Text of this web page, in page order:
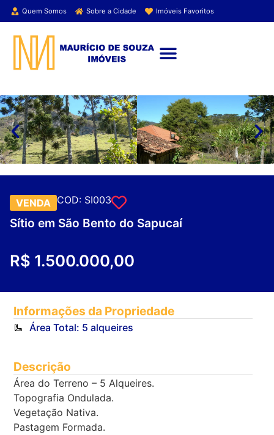
Quem Somos Sobre a Cidade Imóveis Favoritos
VENDA COD: SI003
Sítio em São Bento do Sapucaí
R$ 1.500.000,00
Informações da Propriedade
Área Total: 5 alqueires
Descrição
Área do Terreno – 5 Alqueires.
Topografia Ondulada.
Vegetação Nativa.
Pastagem Formada.